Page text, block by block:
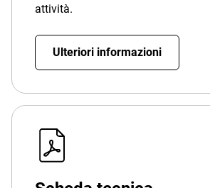
attività.
Ulteriori informazioni